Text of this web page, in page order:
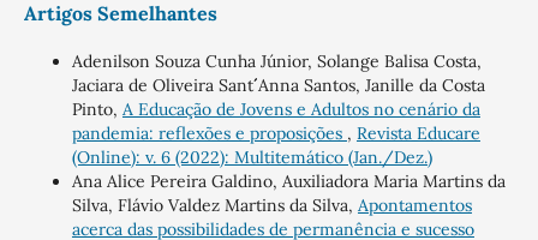
Artigos Semelhantes
Adenilson Souza Cunha Júnior, Solange Balisa Costa,
Jaciara de Oliveira Sant´´ Anna Santos, Janille da Costa
Pinto, A Educação de Jovens e Adultos no cenário da
pandemia: reflexões e proposições , Revista Educare
(Online): v. 6 (2022): Multitemático (Jan./Dez.)
Ana Alice Pereira Galdino, Auxiliadora Maria Martins da
Silva, Flávio Valdez Martins da Silva, Apontamentos
acerca das possibilidades de permanência e sucesso